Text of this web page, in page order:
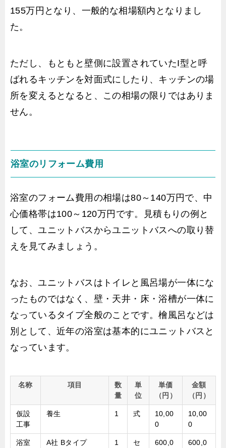
155万円となり、一般的な相場額内となりまし
た。
ただし、もともと壁側に設置されていたI型と呼
ばれるキッチンを対面式にしたり、キッチンの場
所を変えるとなると、この相場の限りではありま
せん。
浴室のリフォーム費用
浴室のフォーム費用の相場は80～140万円で、中
心価格帯は100～120万円です。見積もりの例と
して、ユニットバスからユニットバスへの取り替
えを見てみましょう。
なお、ユニットバスはトイレと風呂場が一体にな
ったものではなく、壁・天井・床・浴槽が一体に
なっているタイプ全般のことです。檜風呂などは
別として、近年の浴室は基本的にユニットバスと
なっています。
名称 項目
数
量
単
位
単価
（円）
金額
（円）
仮設
工事
養生 1 式
10,00
0
10,00
0
浴室
A社 Bタイプ 1
セ
600,0
600,0